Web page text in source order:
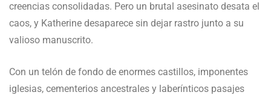
creencias consolidadas. Pero un brutal asesinato desata el
caos, y Katherine desaparece sin dejar rastro junto a su
valioso manuscrito.
Con un telón de fondo de enormes castillos, imponentes
iglesias, cementerios ancestrales y laberínticos pasajes